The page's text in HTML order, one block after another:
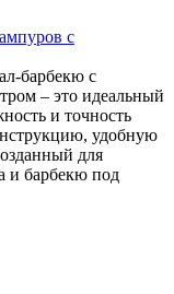
с
барбекю с
– это идеальный
и точность
удобную
для
и барбекю под